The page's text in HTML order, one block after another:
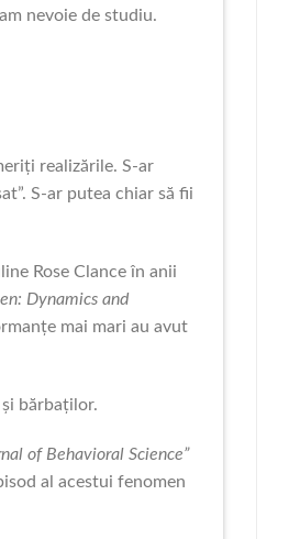
nevoie de studiu.
realizările. S-ar
S-ar putea chiar să fii
Rose Clance în anii
Dynamics and
mai mari au avut
bărbaților.
of Behavioral Science”
al acestui fenomen